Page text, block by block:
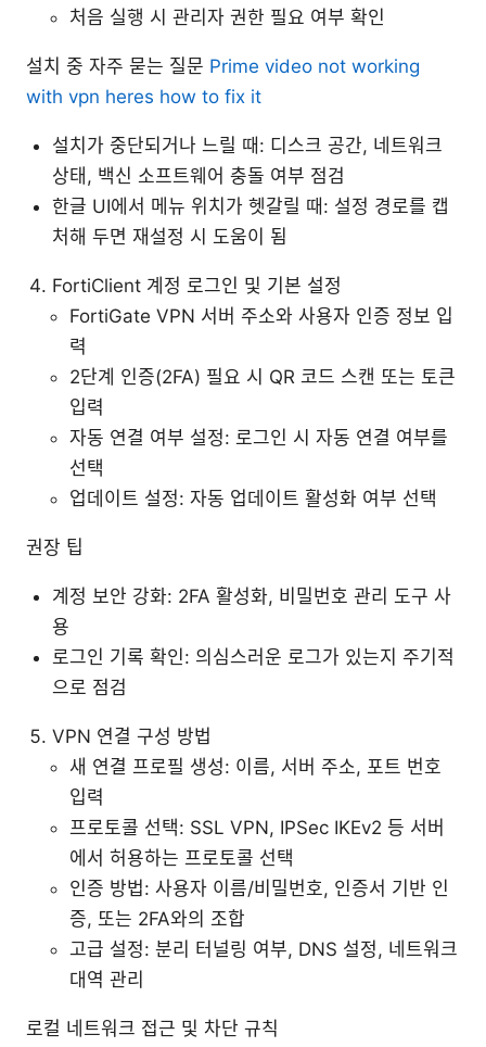
처음 실행 시 관리자 권한 필요 여부 확인
설치 중 자주 묻는 질문 Prime video not working
with vpn heres how to fix it
설치가 중단되거나 느릴 때: 디스크 공간, 네트워크
상태, 백신 소프트웨어 충돌 여부 점검
한글 UI에서 메뉴 위치가 헷갈릴 때: 설정 경로를 캡
처해 두면 재설정 시 도움이 됨
FortiClient 계정 로그인 및 기본 설정
FortiGate VPN 서버 주소와 사용자 인증 정보 입
력
2단계 인증(2FA) 필요 시 QR 코드 스캔 또는 토큰
입력
자동 연결 여부 설정: 로그인 시 자동 연결 여부를
선택
업데이트 설정: 자동 업데이트 활성화 여부 선택
권장 팁
계정 보안 강화: 2FA 활성화, 비밀번호 관리 도구 사
용
로그인 기록 확인: 의심스러운 로그가 있는지 주기적
으로 점검
VPN 연결 구성 방법
새 연결 프로필 생성: 이름, 서버 주소, 포트 번호
입력
프로토콜 선택: SSL VPN, IPSec IKEv2 등 서버
에서 허용하는 프로토콜 선택
인증 방법: 사용자 이름/비밀번호, 인증서 기반 인
증, 또는 2FA와의 조합
고급 설정: 분리 터널링 여부, DNS 설정, 네트워크
대역 관리
로컬 네트워크 접근 및 차단 규칙